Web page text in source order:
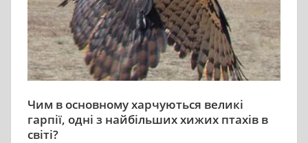
Чим в основному харчуються великі
гарпії, одні з найбільших хижих птахів в
світі?